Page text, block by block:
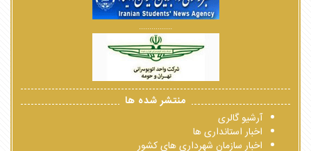
................
منتشر شده ها
آرشیو گالری
اخبار استانداری ها
اخبار سازمان شهرداری های کشور